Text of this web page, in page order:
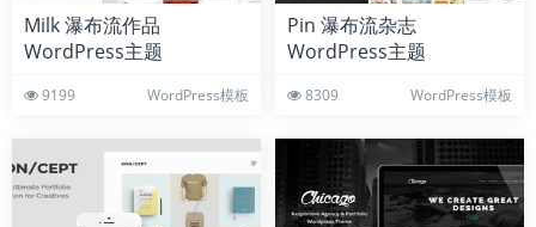
Milk 瀑布流作品
WordPress主题
9199 WordPress模板
Pin 瀑布流杂志
WordPress主题
8309 WordPress模板